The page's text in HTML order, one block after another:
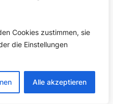
Cookies zustimmen, sie
die Einstellungen
Alle akzeptieren
Sendern nur selten